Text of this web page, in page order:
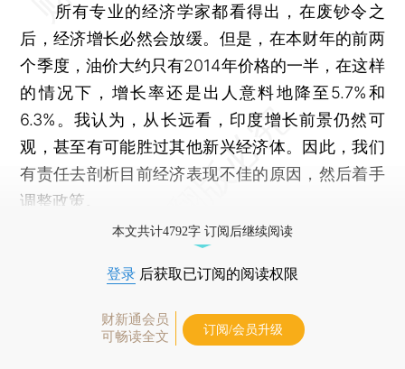
所有专业的经济学家都看得出，在废钞令之
后，经济增长必然会放缓。但是，在本财年的前两
个季度，油价大约只有2014年价格的一半，在这样
的情况下，增长率还是出人意料地降至5.7%和
6.3%。我认为，从长远看，印度增长前景仍然可
观，甚至有可能胜过其他新兴经济体。因此，我们
有责任去剖析目前经济表现不佳的原因，然后着手
调整政策。
本文共计4792字 订阅后继续阅读
登录 后获取已订阅的阅读权限
财新通会员
可畅读全文
订阅/会员升级